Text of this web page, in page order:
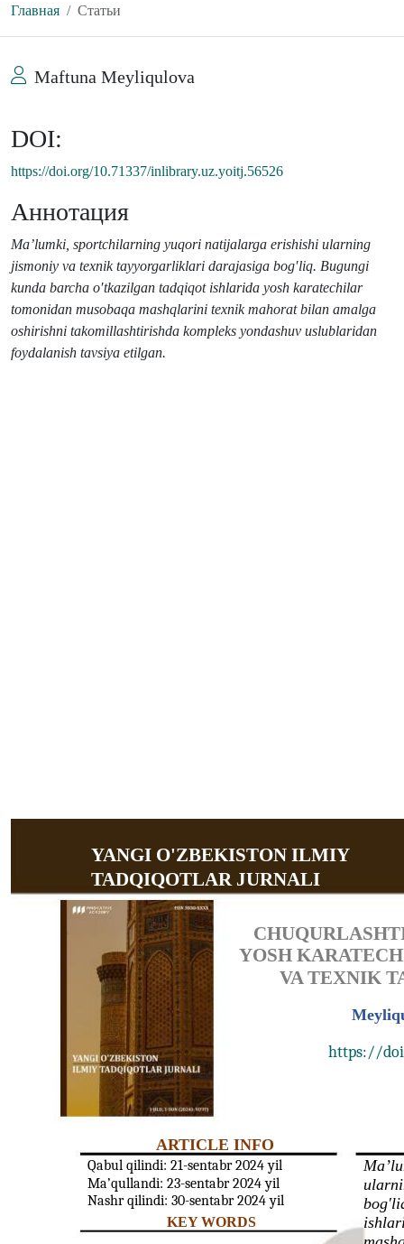
Главная Статьи
Maftuna Meyliqulova
DOI:
https://doi.org/10.71337/inlibrary.uz.yoitj.56526
Аннотация
Mа’lumki, spоrtchilаrning yuqоri nаtijаlаrgа erishishi ulаrning
jismоniy vа tехnik tаyyorgаrliklаri dаrаjаsigа bоg′liq. Bugungi
kundа bаrchа o′tkаzilgаn tаdqiqоt ishlаridа yosh karatechilаr
tоmоnidаn musоbаqа mаshqlаrini tехnik mаhоrаt bilаn аmаlgа
оshirishni tаkоmillаshtirishdа kоmplеks yondаshuv uslublаridаn
fоydаlаnish tаvsiya etilgаn.
YANGI O'ZBEKISTON ILMIY
TADQIQOTLAR JURNALI
YOSH
VA TEXNIK
https://
ARTICLE INFO
Qabul qilindi: 21-sentabr 2024 yil
Ma’qullandi: 23-sentabr 2024 yil
Nashr qilindi: 30-sentabr 2024 yil
KEY WORDS